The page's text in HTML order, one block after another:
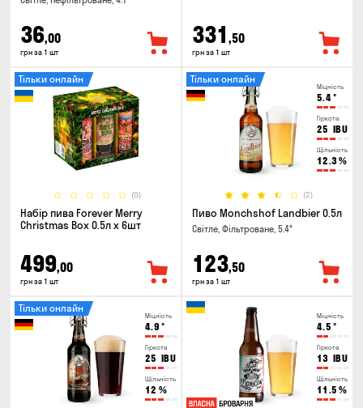
36,00
грн за 1 шт
331 ,50
грн за 1 шт
(0)
Тільки онлайн
Набір пива Forever Merry
Christmas Box 0.5л x 6шт
499,00
грн за 1 шт
Міцність
5.4°
Гіркота
25 IBU
Щільність
12.3%
(2)
Тільки онлайн
Пиво Monchshof Landbier 0.5л
Світле, Фільтроване, 5.4°
123,50
грн за 1 шт
Міцність
4.9 °
Гіркота
25 IBU
Щільність
12 %
Тільки онлайн
Міцність
4.5 °
Гіркота
13 IBU
Щільність
11.5 %